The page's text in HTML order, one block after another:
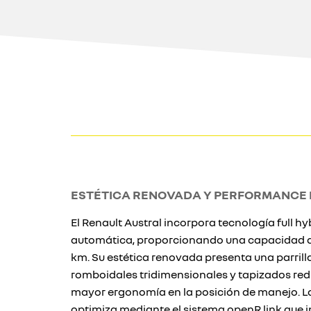
ESTÉTICA RENOVADA Y
El Renault Austral incorpora tecnología full
automática, proporcionando una capacidad
km. Su estética renovada presenta una
romboidales tridimensionales y tapizados
mayor ergonomía en la posición de manejo.